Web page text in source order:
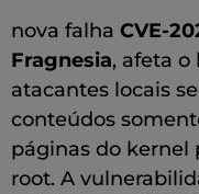
nova falha CVE-
Fragnesia, afeta
atacantes locais
conteúdos
páginas do kernel
root. A